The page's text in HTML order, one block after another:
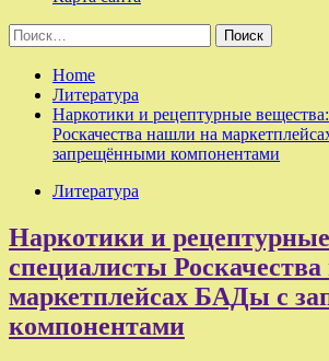
Найти:
Home
Литература
Наркотики и рецептурные
Роскачества нашли на
запрещёнными компонентами
Литература
Наркотики и
специалисты
маркетплейсах БАДы с
компонентами